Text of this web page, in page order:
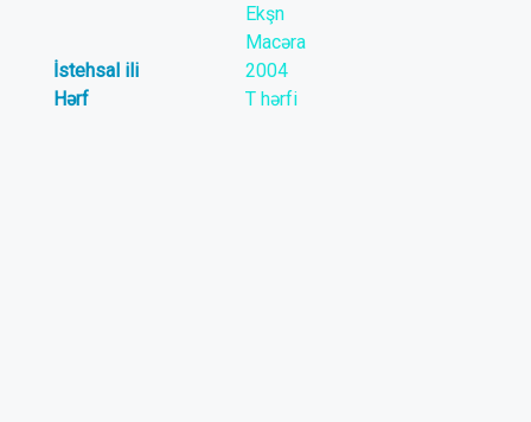
Ekşn
Macəra
İstehsal ili
2004
Hərf
T hərfi